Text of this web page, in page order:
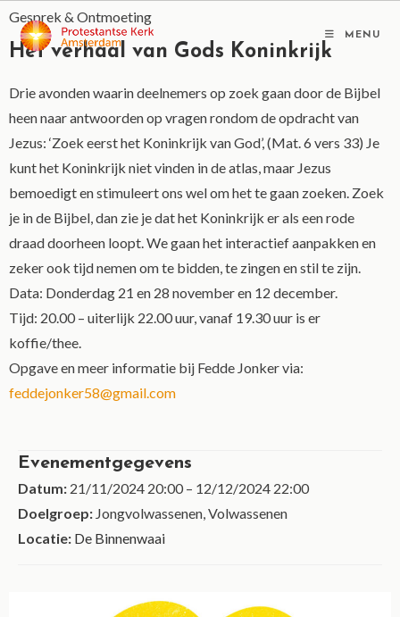
MENU
Gesprek & Ontmoeting
Het verhaal van Gods Koninkrijk
Drie avonden waarin deelnemers op zoek gaan door de Bijbel
heen naar antwoorden op vragen rondom de opdracht van
Jezus: ‘Zoek eerst het Koninkrijk van God’, (Mat. 6 vers 33) Je
kunt het Koninkrijk niet vinden in de atlas, maar Jezus
bemoedigt en stimuleert ons wel om het te gaan zoeken. Zoek
je in de Bijbel, dan zie je dat het Koninkrijk er als een rode
draad doorheen loopt. We gaan het interactief aanpakken en
zeker ook tijd nemen om te bidden, te zingen en stil te zijn.
Data: Donderdag 21 en 28 november en 12 december.
Tijd: 20.00 – uiterlijk 22.00 uur, vanaf 19.30 uur is er
koffie/thee.
Opgave en meer informatie bij Fedde Jonker via:
feddejonker58@gmail.com
Evenementgegevens
Datum: 21/11/2024 20:00– 12/12/2024 22:00
Doelgroep: Jongvolwassenen, Volwassenen
Locatie: De Binnenwaai